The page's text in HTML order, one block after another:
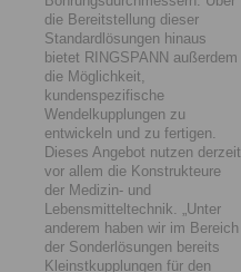
die Bereitstellung dieser
Standardlösungen hinaus
bietet RINGSPANN außerdem
die Möglichkeit,
kundenspezifische
Wendelkupplungen zu
entwickeln und zu fertigen.
Dieses Angebot nutzen derzeit
vor allem die Konstrukteure
der Medizin- und
Lebensmitteltechnik. „Unter
anderem haben wir im Bereich
der Sonderlösungen bereits
Kleinstkupplungen für den